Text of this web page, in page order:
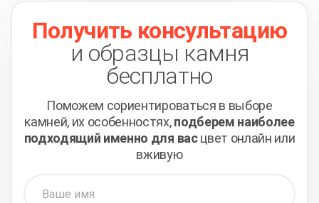
Получить консультацию
и образцы камня
бесплатно
Поможем сориентироваться в выборе
камней, их особенностях,подберем наиболее
подходящий именно для васцвет онлайн или
вживую